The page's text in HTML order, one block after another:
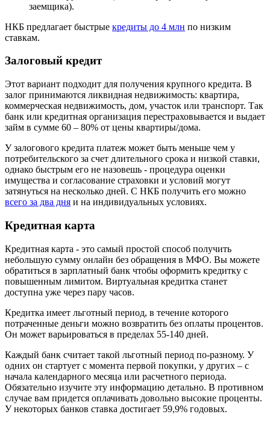
заемщика).
НКБ предлагает быстрые кредиты до 4 млн по низким
ставкам.
Залоговый кредит
Этот вариант подходит для получения крупного кредита. В
залог принимаются ликвидная недвижимость: квартира,
коммерческая недвижимость, дом, участок или транспорт. Так
банк или кредитная организация перестраховывается и выдает
займ в сумме 60 – 80% от цены квартиры/дома.
У залогового кредита платеж может быть меньше чем у
потребительского за счет длительного срока и низкой ставки,
однако быстрым его не назовешь - процедура оценки
имущества и согласование страховки и условий могут
затянуться на несколько дней. С НКБ получить его можно
всего за два дня и на индивидуальных условиях.
Кредитная карта
Кредитная карта - это самый простой способ получить
небольшую сумму онлайн без обращения в МФО. Вы можете
обратиться в зарплатный банк чтобы оформить кредитку с
повышенным лимитом. Виртуальная кредитка станет
доступна уже через пару часов.
Кредитка имеет льготный период, в течение которого
потраченные деньги можно возвратить без оплаты процентов.
Он может варьироваться в пределах 55-140 дней.
Каждый банк считает такой льготный период по-разному. У
одних он стартует с момента первой покупки, у других – с
начала календарного месяца или расчетного периода.
Обязательно изучите эту информацию детально. В противном
случае вам придется оплачивать довольно высокие проценты.
У некоторых банков ставка достигает 59,9% годовых.